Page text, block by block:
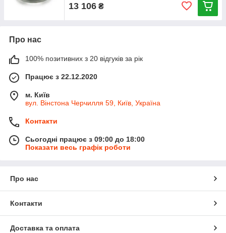
13 106 ₴
Про нас
100% позитивних з 20 відгуків за рік
Працює з 22.12.2020
м. Київ
вул. Вінстона Черчилля 59, Київ, Україна
Контакти
Сьогодні працює з 09:00 до 18:00
Показати весь графік роботи
Про нас
Контакти
Доставка та оплата